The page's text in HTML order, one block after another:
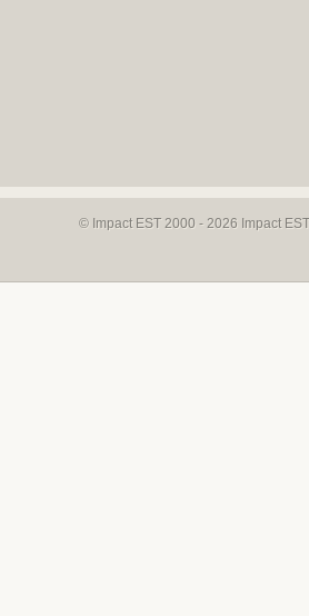
© Impact EST 2000 - 2026 Impact